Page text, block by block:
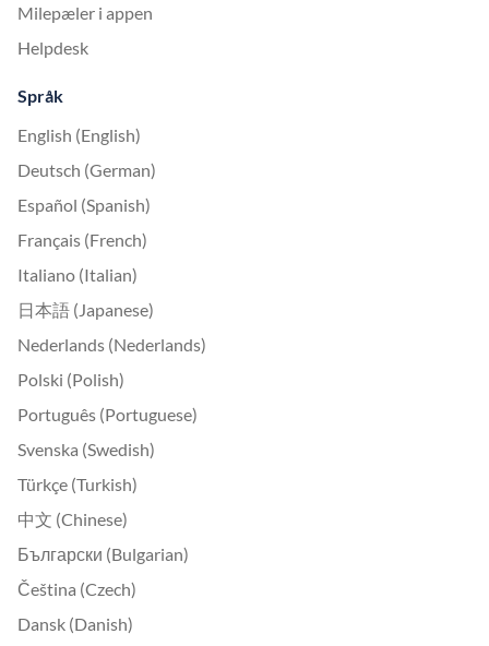
Milepæler i appen
Helpdesk
Språk
English (English)
Deutsch (German)
Español (Spanish)
Français (French)
Italiano (Italian)
日本語 (Japanese)
Nederlands (Nederlands)
Polski (Polish)
Português (Portuguese)
Svenska (Swedish)
Türkçe (Turkish)
中文 (Chinese)
Български (Bulgarian)
Čeština (Czech)
Dansk (Danish)